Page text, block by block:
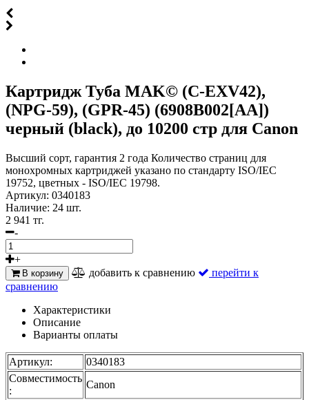
Картридж Туба MAK© (C-EXV42),
(NPG-59), (GPR-45) (6908B002[AA])
черный (black), до 10200 стр для Canon
Высший сорт, гарантия 2 года Количество страниц для
монохромных картриджей указано по стандарту ISO/IEC
19752, цветных - ISO/IEC 19798.
Артикул: 0340183
Наличие: 24 шт.
2 941 тг.
-
+
В корзину добавить к сравнению
перейти к
сравнению
Характеристики
Описание
Варианты оплаты
Артикул:
0340183
Совместимость
:
Canon